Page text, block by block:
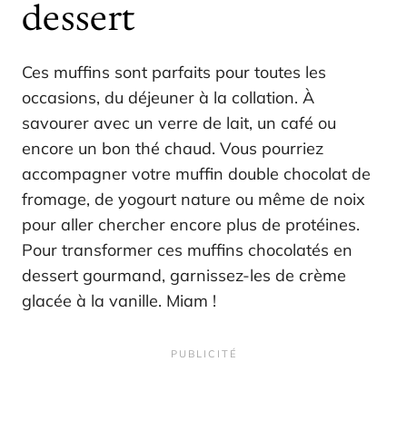
dessert
Ces muffins sont parfaits pour toutes les
occasions, du déjeuner à la collation. À
savourer avec un verre de lait, un café ou
encore un bon thé chaud. Vous pourriez
accompagner votre muffin double chocolat de
fromage, de yogourt nature ou même de noix
pour aller chercher encore plus de protéines.
Pour transformer ces muffins chocolatés en
dessert gourmand, garnissez-les de crème
glacée à la vanille. Miam !